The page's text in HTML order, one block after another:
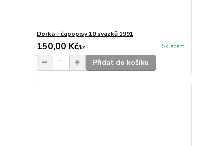
Dorka - čapopisy 10 svazků 1991
150,00 Kč/ks Skladem
Přidat do košíku